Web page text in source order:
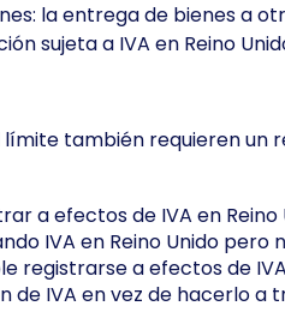
la entrega de bienes a
sujeta a IVA en Reino
también requieren un
a efectos de IVA en
IVA en Reino Unido pero
registrarse a efectos de
IVA en vez de hacerlo a